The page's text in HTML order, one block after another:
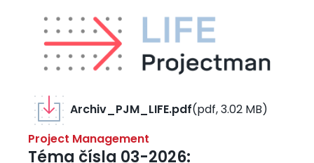
Archiv_PJM_LIFE.pdf(pdf,3.02 MB)
Project Management